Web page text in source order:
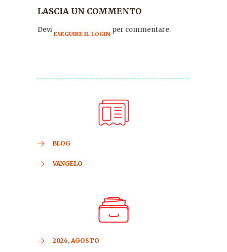
LASCIA UN COMMENTO
Devi ESEGUIRE IL LOGIN per commentare.
BLOG
VANGELO
2026, AGOSTO